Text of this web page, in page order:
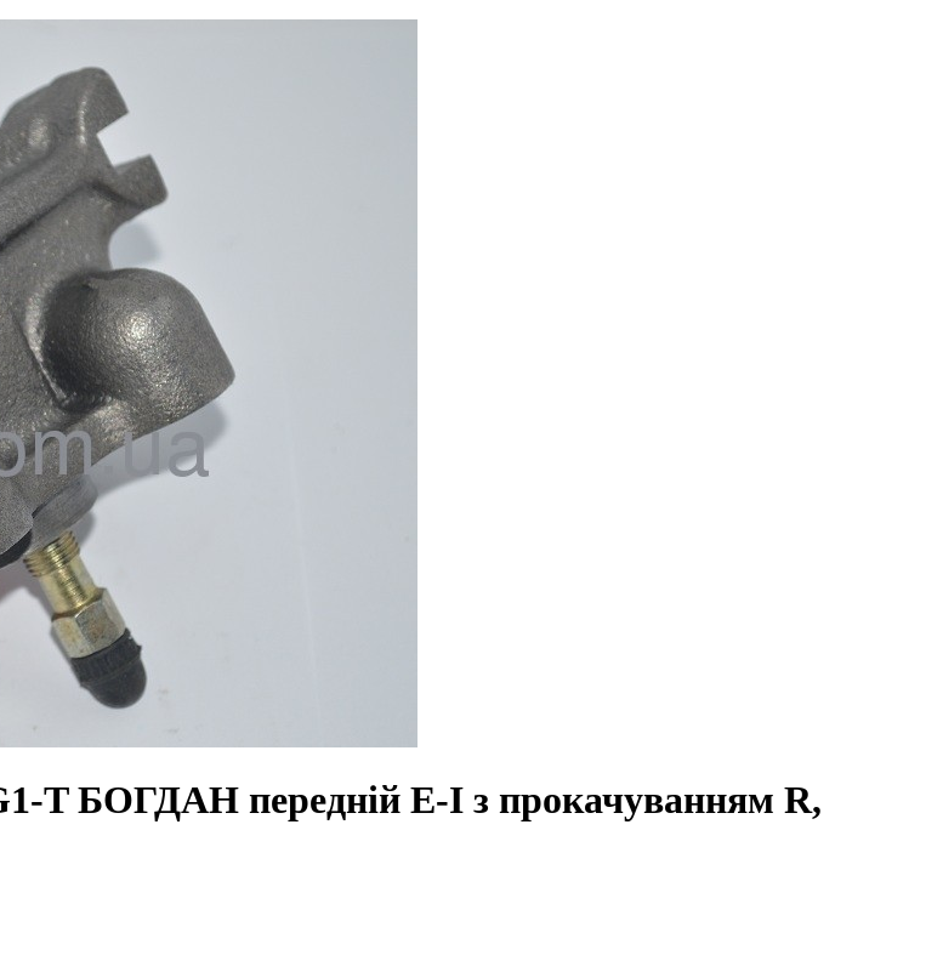
T БОГДАН передній E-I з прокачуванням R,